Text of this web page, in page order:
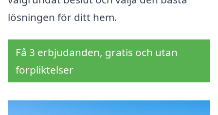
lösningen för ditt hem.
Få 3 erbjudanden, gratis och utan
förpliktelser